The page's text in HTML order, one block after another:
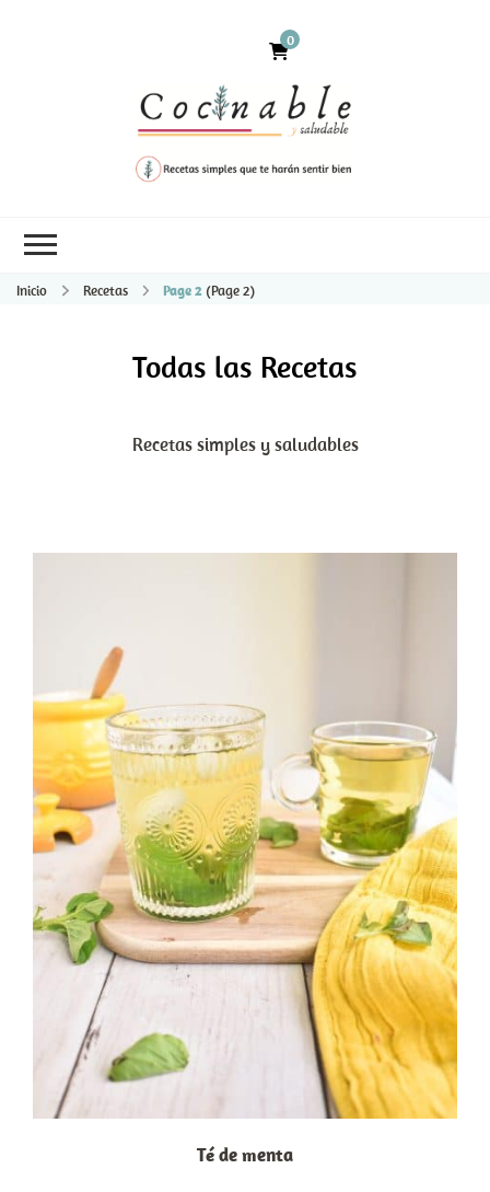
0
Inicio Recetas Page 2 (Page 2)
Todas las Recetas
Recetas simples y saludables
Té de menta